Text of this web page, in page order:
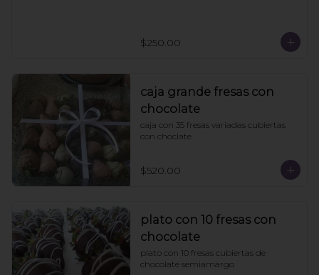
$250.00
caja grande fresas con
chocolate
caja con 35 fresas variadas cubiertas
con choclate
$520.00
plato con 10 fresas con
chocolate
plato con 10 fresas cubiertas de
chocolate semiamargo